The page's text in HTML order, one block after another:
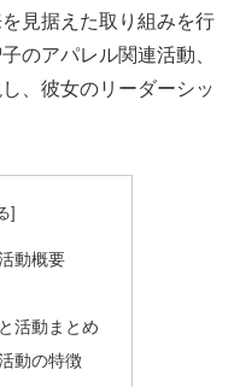
見据えた取り組みを行
のアパレル関連活動、
、彼女のリーダーシッ
動概要
活動まとめ
動の特徴